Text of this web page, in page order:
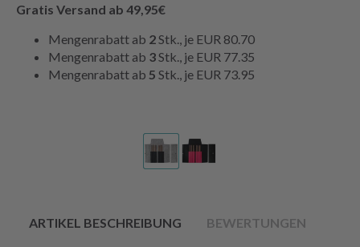
Gratis Versand ab 49,95€
Mengenrabatt ab 2 Stk., je EUR 80.70
Mengenrabatt ab 3 Stk., je EUR 77.35
Mengenrabatt ab 5 Stk., je EUR 73.95
ARTIKEL BESCHREIBUNG BEWERTUNGEN